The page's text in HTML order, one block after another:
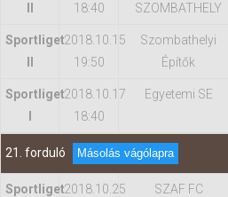
18:40
SZOMBATHELY
Sportliget2018.10.15
19:50
Szombathelyi
Építők
Sportliget2018.10.17
18:40
Egyetemi SE
21. forduló Másolás vágólapra
Sportliget2018.10.25
SZAF FC